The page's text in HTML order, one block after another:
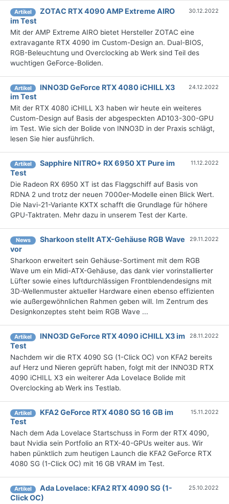
Artikel
ZOTAC RTX 4090 AMP Extreme AIRO
im Test
30.12.2022
Mit der AMP Extreme AIRO bietet Hersteller ZOTAC eine
extravagante RTX 4090 im Custom-Design an. Dual-BIOS,
RGB-Beleuchtung und Overclocking ab Werk sind Teil des
wuchtigen GeForce-Boliden.
Artikel
INNO3D GeForce RTX 4080 iCHILL X3
im Test
24.12.2022
Mit der RTX 4080 iCHILL X3 haben wir heute ein weiteres
Custom-Design auf Basis der abgespeckten AD103-300-GPU
im Test. Wie sich der Bolide von INNO3D in der Praxis schlägt,
lesen Sie hier ausführlich.
Artikel
Sapphire NITRO+ RX 6950 XT Pure im
Test
11.12.2022
Die Radeon RX 6950 XT ist das Flaggschiff auf Basis von
RDNA 2 und trotz der neuen 7000er-Modelle einen Blick Wert.
Die Navi-21-Variante KXTX schafft die Grundlage für höhere
GPU-Taktraten. Mehr dazu in unserem Test der Karte.
News
Sharkoon stellt ATX-Gehäuse RGB Wave
vor
29.11.2022
Sharkoon erweitert sein Gehäuse-Sortiment mit dem RGB
Wave um ein Midi-ATX-Gehäuse, das dank vier vorinstallierter
Lüfter sowie eines luftdurchlässigen Frontblendendesigns mit
3D-Wellenmuster aktueller Hardware einen ebenso effizienten
wie außergewöhnlichen Rahmen geben will. Im Zentrum des
Designkonzeptes steht beim RGB Wave ...
Artikel
INNO3D GeForce RTX 4090 iCHILL X3 im
Test
28.11.2022
Nachdem wir die RTX 4090 SG (1-Click OC) von KFA2 bereits
auf Herz und Nieren geprüft haben, folgt mit der INNO3D RTX
4090 iCHILL X3 ein weiterer Ada Lovelace Bolide mit
Overclocking ab Werk ins Testlab.
Artikel
KFA2 GeForce RTX 4080 SG 16 GB im
Test
15.11.2022
Nach dem Ada Lovelace Startschuss in Form der RTX 4090,
baut Nvidia sein Portfolio an RTX-40-GPUs weiter aus. Wir
haben pünktlich zum heutigen Launch die KFA2 GeForce RTX
4080 SG (1-Click OC) mit 16 GB VRAM im Test.
Artikel
Ada Lovelace: KFA2 RTX 4090 SG (1-
Click OC)
25.10.2022